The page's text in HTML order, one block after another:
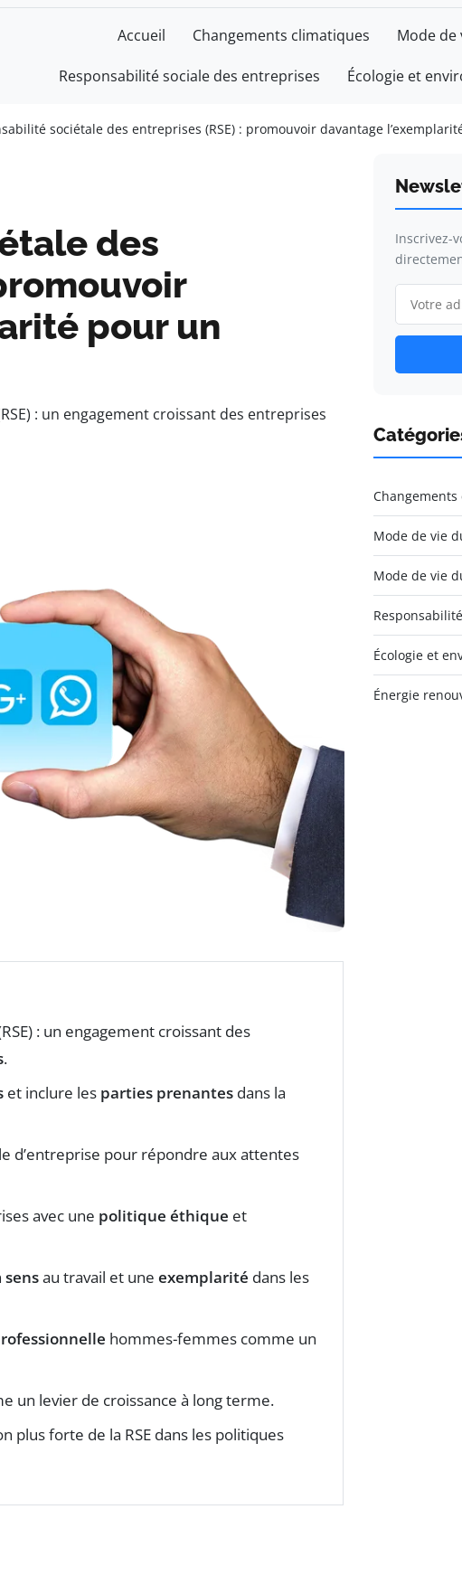
Accueil Changements climatiques Mode de
Responsabilité sociale des entreprises Écologie et
sociétale des entreprises (RSE) : promouvoir davantage
des
pour un
: un engagement croissant des entreprises
: un engagement croissant des
.
et inclure les parties prenantes dans la
d’entreprise pour répondre aux attentes
avec une politique éthique et
sensau travail et une exemplarité dans les
hommes-femmes comme un
un levier de croissance à long terme.
plus forte de la RSE dans les politiques
Inscrivez-
Mode de vie
Mode de vie
Écologie et
Énergie